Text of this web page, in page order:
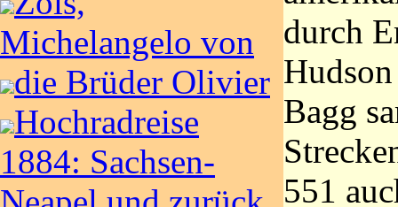
Michelangelo von
die Brüder Olivier
Hochradreise
1884: Sachsen-
durch
Bagg
551